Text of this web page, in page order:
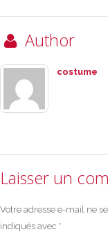
Author
costume
Laisser un
Votre adresse e-mail ne
indiqués avec *